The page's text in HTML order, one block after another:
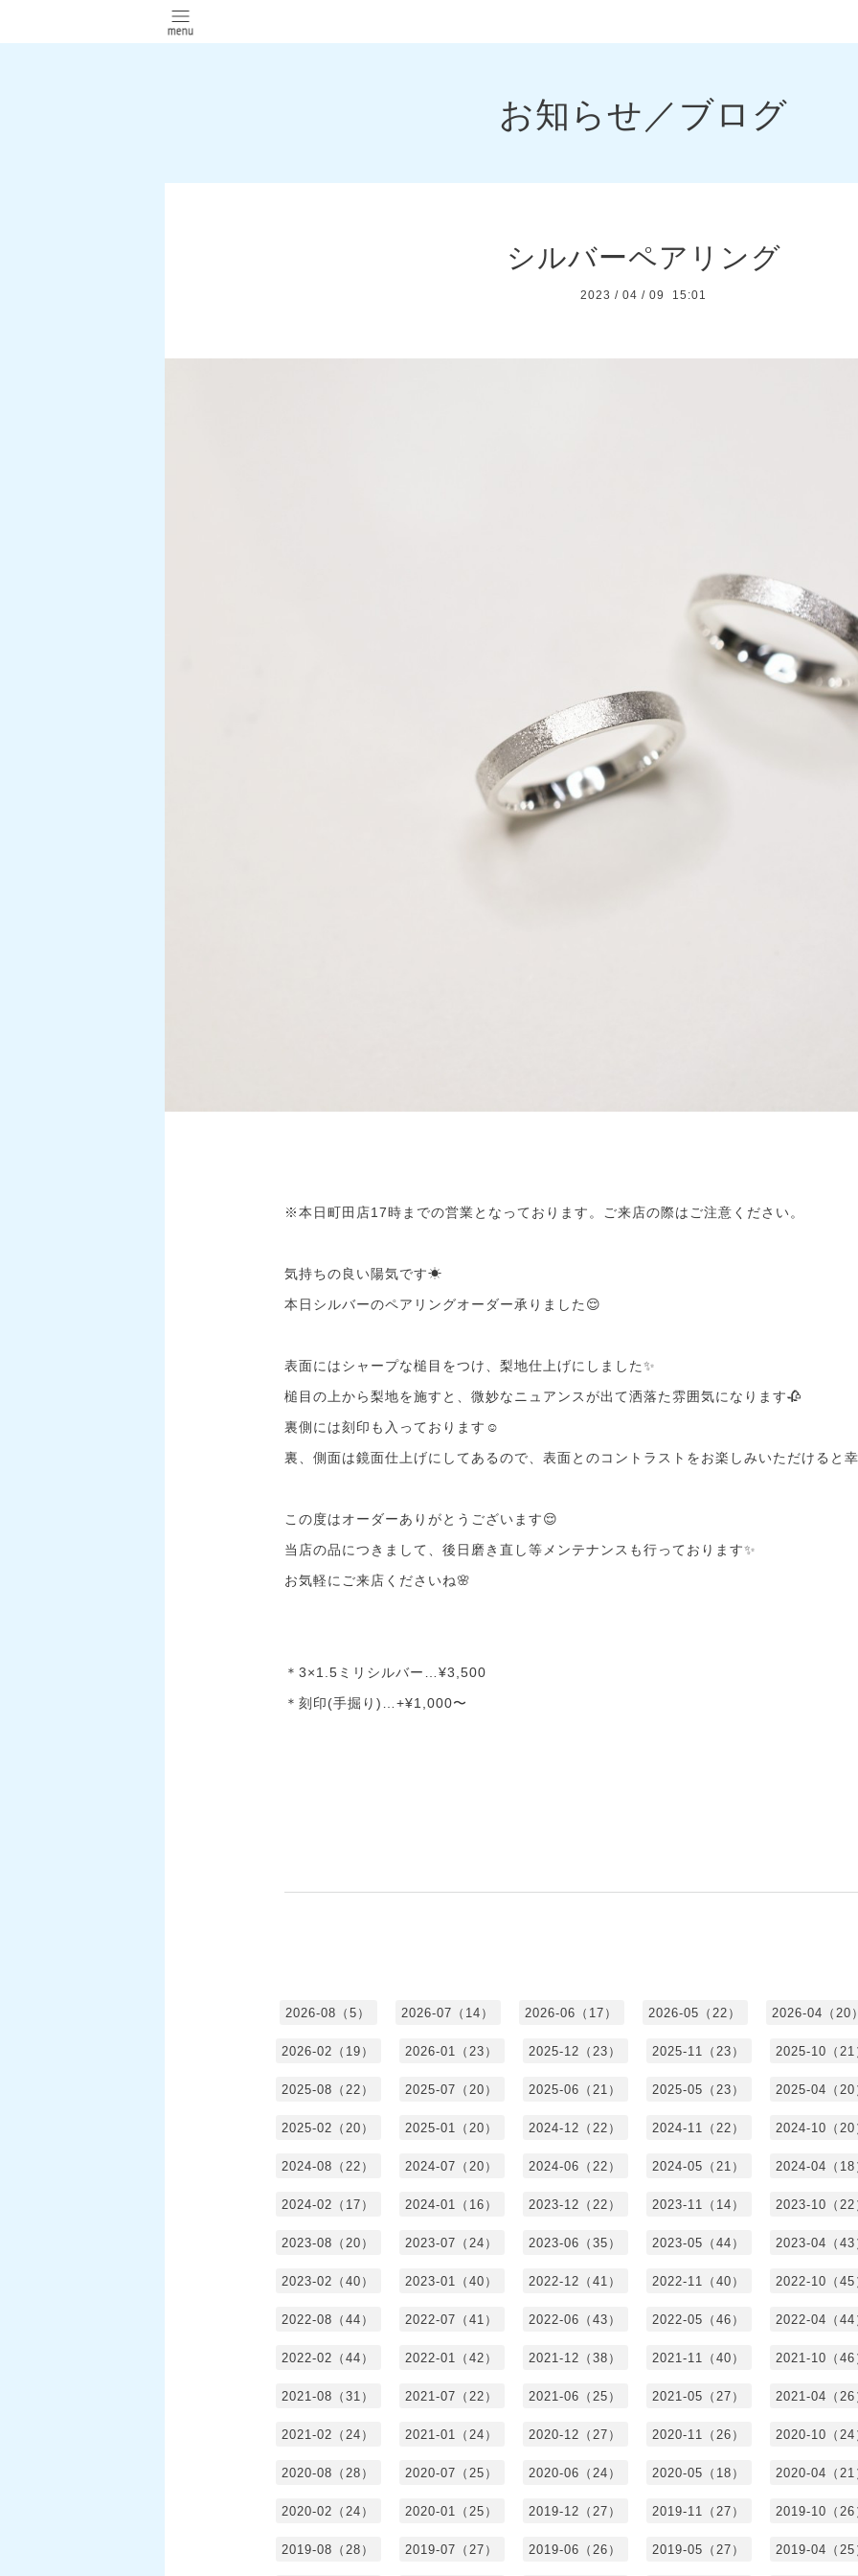
お知らせ／ブログ
シルバーペアリング
2023 / 04 / 09 15:01
※本日町田店17時までの営業となっております。ご来店の際はご注意ください。
気持ちの良い陽気です☀
本日シルバーのペアリングオーダー承りました😌
表面にはシャープな槌目をつけ、梨地仕上げにしました✨
槌目の上から梨地を施すと、微妙なニュアンスが出て洒落た雰囲気になります🥀
裏側には刻印も入っております☺️
裏、側面は鏡面仕上げにしてあるので、表面とのコントラストをお楽しみいただけると
この度はオーダーありがとうございます😌
当店の品につきまして、後日磨き直し等メンテナンスも行っております✨
お気軽にご来店くださいね🌸
＊3×1.5ミリシルバー…¥3,500
＊刻印(手掘り)…+¥1,000〜
2026-08（5） 2026-07（14） 2026-06（17） 2026-05（22） 2026-04（20
2026-02（19） 2026-01（23） 2025-12（23） 2025-11（23） 2025-10（21
2025-08（22） 2025-07（20） 2025-06（21） 2025-05（23） 2025-04（20
2025-02（20） 2025-01（20） 2024-12（22） 2024-11（22） 2024-10（20
2024-08（22） 2024-07（20） 2024-06（22） 2024-05（21） 2024-04（18
2024-02（17） 2024-01（16） 2023-12（22） 2023-11（14） 2023-10（22
2023-08（20） 2023-07（24） 2023-06（35） 2023-05（44） 2023-04（43
2023-02（40） 2023-01（40） 2022-12（41） 2022-11（40） 2022-10（45
2022-08（44） 2022-07（41） 2022-06（43） 2022-05（46） 2022-04（44
2022-02（44） 2022-01（42） 2021-12（38） 2021-11（40） 2021-10（46
2021-08（31） 2021-07（22） 2021-06（25） 2021-05（27） 2021-04（26
2021-02（24） 2021-01（24） 2020-12（27） 2020-11（26） 2020-10（24
2020-08（28） 2020-07（25） 2020-06（24） 2020-05（18） 2020-04（21
2020-02（24） 2020-01（25） 2019-12（27） 2019-11（27） 2019-10（26
2019-08（28） 2019-07（27） 2019-06（26） 2019-05（27） 2019-04（25